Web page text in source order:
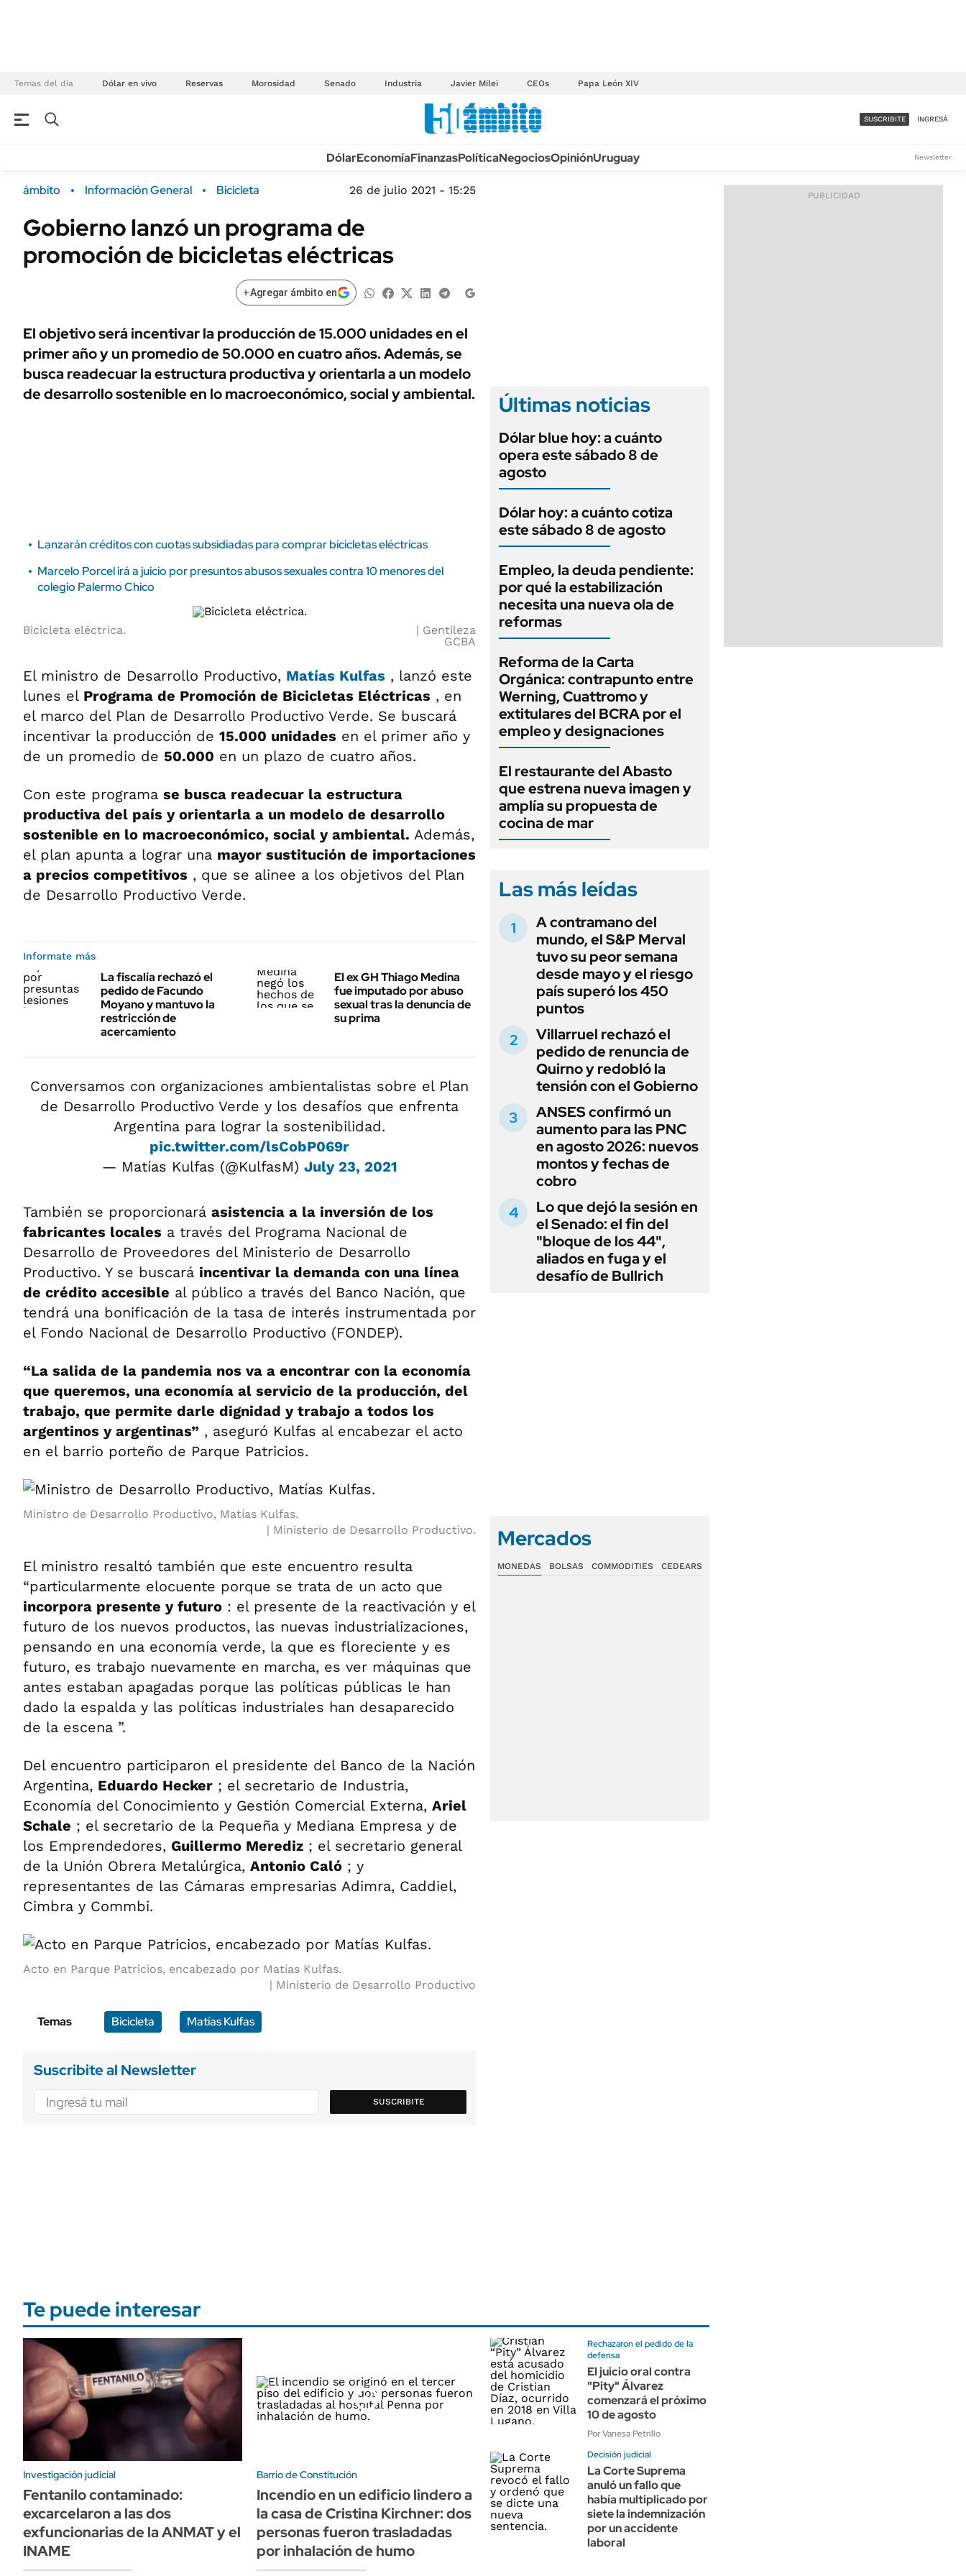
Temas del día Dólar en vivo Reservas Morosidad Senado Industria Javier Milei CEOs Papa León XIV
Campo
FINANZAS
ÁMBITO DEBATE
MEDIAKIT AMBITO DEBATE
Sustentabilidad
Seguros
POLÍTICA
Municipios
URUGUAY
TECNOLOGÍA
MÉXICO
INFORMACIÓN GENERAL
LIFESTYLE
AUTOS
ACCESO FULL - $1.800/MES
SUSCRIBITE INGRESÁ
DólarEconomíaFinanzasPolíticaNegociosOpiniónUruguay Newsletter
ámbito Información General Bicicleta 26 de julio 2021 - 15:25
Gobierno lanzó un programa de
promoción de bicicletas eléctricas
+Agregar ámbito en
El objetivo será incentivar la producción de 15.000 unidades en el
primer año y un promedio de 50.000 en cuatro años. Además, se
busca readecuar la estructura productiva y orientarla a un modelo
de desarrollo sostenible en lo macroeconómico, social y ambiental.
Lanzarán créditos con cuotas subsidiadas para comprar bicicletas eléctricas
Marcelo Porcel irá a juicio por presuntos abusos sexuales contra 10 menores del
colegio Palermo Chico
Bicicleta eléctrica.
Gentileza
GCBA
El ministro de Desarrollo Productivo, Matías Kulfas , lanzó este
lunes el Programa de Promoción de Bicicletas Eléctricas , en
el marco del Plan de Desarrollo Productivo Verde. Se buscará
incentivar la producción de 15.000 unidades en el primer año y
de un promedio de 50.000 en un plazo de cuatro años.
Con este programa se busca readecuar la estructura
productiva del país y orientarla a un modelo de desarrollo
sostenible en lo macroeconómico, social y ambiental. Además,
el plan apunta a lograr una mayor sustitución de importaciones
a precios competitivos , que se alinee a los objetivos del Plan
de Desarrollo Productivo Verde.
Informate más
La fiscalía rechazó el
pedido de Facundo
Moyano y mantuvo la
restricción de
acercamiento
El ex GH Thiago Medina
fue imputado por abuso
sexual tras la denuncia de
su prima
Conversamos con organizaciones ambientalistas sobre el Plan
de Desarrollo Productivo Verde y los desafíos que enfrenta
Argentina para lograr la sostenibilidad.
pic.twitter.com/lsCobP069r
— Matías Kulfas (@KulfasM) July 23, 2021
También se proporcionará asistencia a la inversión de los
fabricantes locales a través del Programa Nacional de
Desarrollo de Proveedores del Ministerio de Desarrollo
Productivo. Y se buscará incentivar la demanda con una línea
de crédito accesible al público a través del Banco Nación, que
tendrá una bonificación de la tasa de interés instrumentada por
el Fondo Nacional de Desarrollo Productivo (FONDEP).
“La salida de la pandemia nos va a encontrar con la economía
que queremos, una economía al servicio de la producción, del
trabajo, que permite darle dignidad y trabajo a todos los
argentinos y argentinas” , aseguró Kulfas al encabezar el acto
en el barrio porteño de Parque Patricios.
Ministro de Desarrollo Productivo, Matías Kulfas.
Ministerio de Desarrollo Productivo.
El ministro resaltó también que este encuentro resulta
“particularmente elocuente porque se trata de un acto que
incorpora presente y futuro : el presente de la reactivación y el
futuro de los nuevos productos, las nuevas industrializaciones,
pensando en una economía verde, la que es floreciente y es
futuro, es trabajo nuevamente en marcha, es ver máquinas que
antes estaban apagadas porque las políticas públicas le han
dado la espalda y las políticas industriales han desaparecido
de la escena ”.
Del encuentro participaron el presidente del Banco de la Nación
Argentina, Eduardo Hecker ; el secretario de Industria,
Economía del Conocimiento y Gestión Comercial Externa, Ariel
Schale ; el secretario de la Pequeña y Mediana Empresa y de
los Emprendedores, Guillermo Merediz ; el secretario general
de la Unión Obrera Metalúrgica, Antonio Caló ; y
representantes de las Cámaras empresarias Adimra, Caddiel,
Cimbra y Commbi.
Acto en Parque Patricios, encabezado por Matías Kulfas.
Ministerio de Desarrollo Productivo
Temas Bicicleta Matías Kulfas
Suscribite al Newsletter
SUSCRIBITE
Últimas noticias
Dólar blue hoy: a cuánto
opera este sábado 8 de
agosto
Dólar hoy: a cuánto cotiza
este sábado 8 de agosto
Empleo, la deuda pendiente:
por qué la estabilización
necesita una nueva ola de
reformas
Reforma de la Carta
Orgánica: contrapunto entre
Werning, Cuattromo y
extitulares del BCRA por el
empleo y designaciones
El restaurante del Abasto
que estrena nueva imagen y
amplía su propuesta de
cocina de mar
Las más leídas
A contramano del
mundo, el S&P Merval
tuvo su peor semana
desde mayo y el riesgo
país superó los 450
puntos
Villarruel rechazó el
pedido de renuncia de
Quirno y redobló la
tensión con el Gobierno
ANSES confirmó un
aumento para las PNC
en agosto 2026: nuevos
montos y fechas de
cobro
Lo que dejó la sesión en
el Senado: el fin del
"bloque de los 44",
aliados en fuga y el
desafío de Bullrich
Mercados
MONEDAS BOLSAS COMMODITIES CEDEARS
Te puede interesar
Investigación judicial
Fentanilo contaminado:
excarcelaron a las dos
exfuncionarias de la ANMAT y el
INAME
Barrio de Constitución
Incendio en un edificio lindero a
la casa de Cristina Kirchner: dos
personas fueron trasladadas
por inhalación de humo
Rechazaron el pedido de la
defensa
El juicio oral contra
"Pity" Álvarez
comenzará el próximo
10 de agosto
Por Vanesa Petrillo
Decisión judicial
La Corte Suprema
anuló un fallo que
había multiplicado por
siete la indemnización
por un accidente
laboral